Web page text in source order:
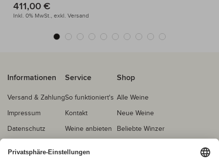
411,00 €
Inkl. 0% MwSt., exkl. Versand
Informationen
Versand & Zahlung
Impressum
Datenschutz
Service
So funktioniert's
Kontakt
Weine anbieten
Shop
Alle Weine
Neue Weine
Beliebte Winzer